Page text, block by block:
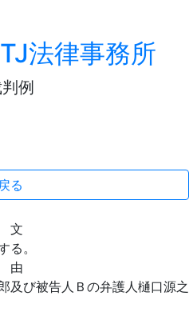
法律事務所
例
る
。
及び被告人Ｂの弁護人樋口源之